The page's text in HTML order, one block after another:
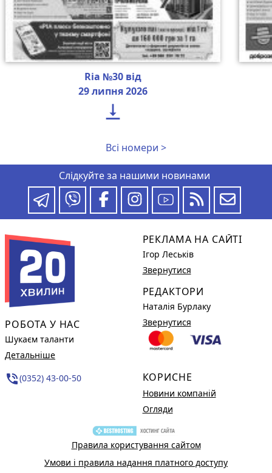
Ria №30 від
29 липня 2026

Всі номери >
Слідкуйте за нашими новинами
РОБОТА У НАС
Шукаєм таланти
Детальніше
phone_in_talk(0352) 43-00-50
РЕКЛАМА НА САЙТІ
Ігор Леськів
Звернутися
РЕДАКТОРИ
Наталія Бурлаку
Звернутися
КОРИСНЕ
Новини компаній
Огляди
Правила користування сайтом
Умови і правила надання платного доступу